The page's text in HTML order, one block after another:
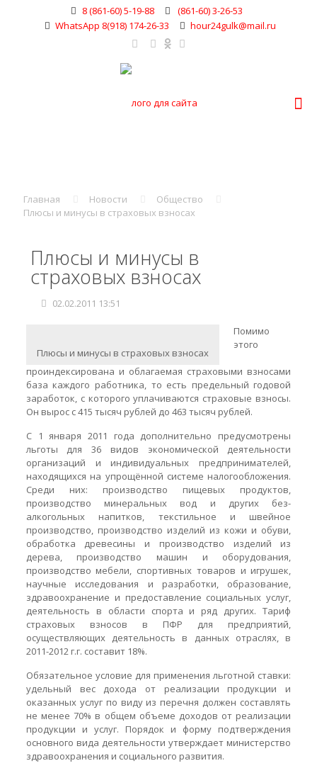
8 (861-60) 5-19-88
(861-60) 3-26-53
WhatsApp 8(918) 174-26-33
hour24gulk@mail.ru
Главная Новости
Общество
Плюсы и минусы в страховых взносах
Плюсы и минусы в
страховых взносах
02.02.2011 13:51
Плюсы и минусы в страховых взносах
Помимо
этого
проиндексирована и облагаемая страховыми взносами
база каждого работника, то есть предельный годовой
заработок, с которого уплачиваются страховые взносы.
Он вырос с 415 тысяч рублей до 463 тысяч рублей.
С 1 января 2011 года дополнительно предусмотрены
льготы для 36 видов экономической деятельности
организаций и индивидуальных предпринимателей,
находящихся на упрощённой системе налогообложения.
Среди них: производство пищевых продуктов,
производство минеральных вод и других без-
алкогольных напитков, текстильное и швейное
производство, производство изделий из кожи и обуви,
обработка древесины и производство изделий из
дерева, производство машин и оборудования,
производство мебели, спортивных товаров и игрушек,
научные исследования и разработки, образование,
здравоохранение и предоставление социальных услуг,
деятельность в области спорта и ряд других. Тариф
страховых взносов в ПФР для предприятий,
осуществляющих деятельность в данных отраслях, в
2011-2012 г.г. составит 18%.
Обязательное условие для применения льготной ставки:
удельный вес дохода от реализации продукции и
оказанных услуг по виду из перечня должен составлять
не менее 70% в общем объеме доходов от реализации
продукции и услуг. Порядок и форму подтверждения
основного вида деятельности утверждает министерство
здравоохранения и социального развития.